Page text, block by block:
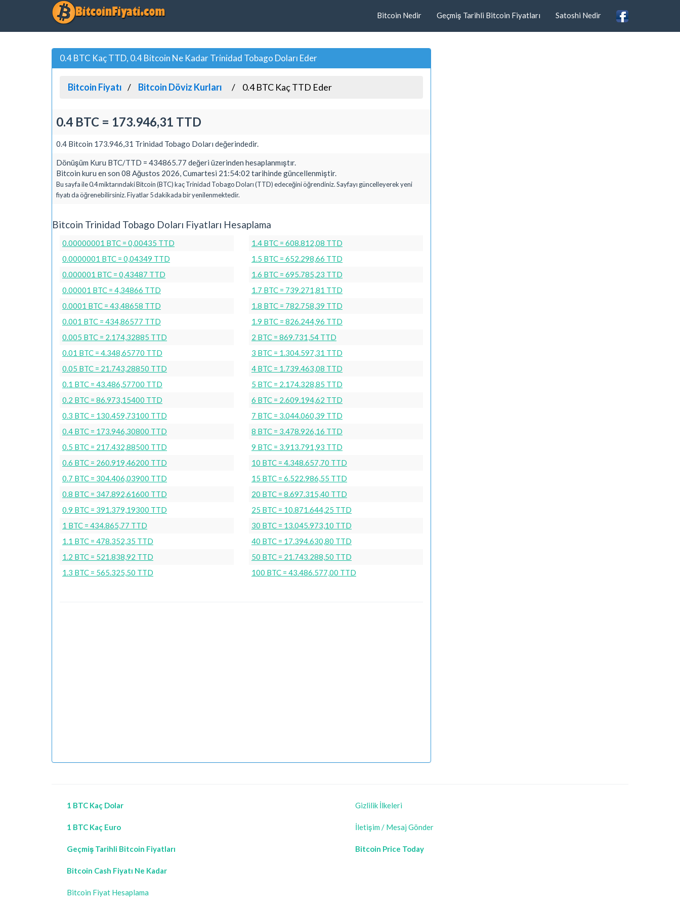
Bitcoin Nedir Geçmiş Tarihli Bitcoin Fiyatları Satoshi Nedir
0.4 BTC Kaç TTD, 0.4 Bitcoin Ne Kadar Trinidad Tobago Doları Eder
Bitcoin Fiyatı Bitcoin Döviz Kurları 0.4 BTC Kaç TTD Eder
0.4 BTC = 173.946,31 TTD
0.4 Bitcoin 173.946,31 Trinidad Tobago Doları değerindedir.
Dönüşüm Kuru BTC/TTD = 434865.77 değeri üzerinden hesaplanmıştır.
Bitcoin kuru en son 08 Ağustos 2026, Cumartesi 21:54:02 tarihinde güncellenmiştir.
Bu sayfa ile 0.4 miktarındaki Bitcoin (BTC) kaç Trinidad Tobago Doları (TTD) edeceğini öğrendiniz. Sayfayı güncelleyerek yeni
fiyatı da öğrenebilirsiniz. Fiyatlar 5 dakikada bir yenilenmektedir.
Bitcoin Trinidad Tobago Doları Fiyatları Hesaplama
0.00000001 BTC = 0,00435 TTD
0.0000001 BTC = 0,04349 TTD
0.000001 BTC = 0,43487 TTD
0.00001 BTC = 4,34866 TTD
0.0001 BTC = 43,48658 TTD
0.001 BTC = 434,86577 TTD
0.005 BTC = 2.174,32885 TTD
0.01 BTC = 4.348,65770 TTD
0.05 BTC = 21.743,28850 TTD
0.1 BTC = 43.486,57700 TTD
0.2 BTC = 86.973,15400 TTD
0.3 BTC = 130.459,73100 TTD
0.4 BTC = 173.946,30800 TTD
0.5 BTC = 217.432,88500 TTD
0.6 BTC = 260.919,46200 TTD
0.7 BTC = 304.406,03900 TTD
0.8 BTC = 347.892,61600 TTD
0.9 BTC = 391.379,19300 TTD
1 BTC = 434.865,77 TTD
1.1 BTC = 478.352,35 TTD
1.2 BTC = 521.838,92 TTD
1.3 BTC = 565.325,50 TTD
1.4 BTC = 608.812,08 TTD
1.5 BTC = 652.298,66 TTD
1.6 BTC = 695.785,23 TTD
1.7 BTC = 739.271,81 TTD
1.8 BTC = 782.758,39 TTD
1.9 BTC = 826.244,96 TTD
2 BTC = 869.731,54 TTD
3 BTC = 1.304.597,31 TTD
4 BTC = 1.739.463,08 TTD
5 BTC = 2.174.328,85 TTD
6 BTC = 2.609.194,62 TTD
7 BTC = 3.044.060,39 TTD
8 BTC = 3.478.926,16 TTD
9 BTC = 3.913.791,93 TTD
10 BTC = 4.348.657,70 TTD
15 BTC = 6.522.986,55 TTD
20 BTC = 8.697.315,40 TTD
25 BTC = 10.871.644,25 TTD
30 BTC = 13.045.973,10 TTD
40 BTC = 17.394.630,80 TTD
50 BTC = 21.743.288,50 TTD
100 BTC = 43.486.577,00 TTD
1 BTC Kaç Dolar
1 BTC Kaç Euro
Geçmiş Tarihli Bitcoin Fiyatları
Bitcoin Cash Fiyatı Ne Kadar
Bitcoin Fiyat Hesaplama
Gizlilik İlkeleri
İletişim / Mesaj Gönder
Bitcoin Price Today